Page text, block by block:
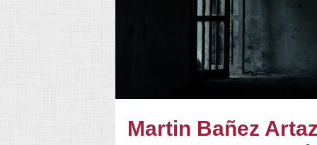
Martin Bañez